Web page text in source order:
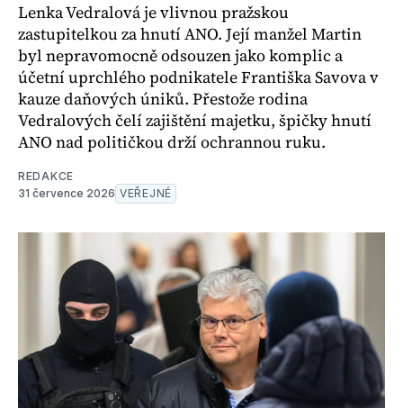
Lenka Vedralová je vlivnou pražskou
zastupitelkou za hnutí ANO. Její manžel Martin
byl nepravomocně odsouzen jako komplic a
účetní uprchlého podnikatele Františka Savova v
kauze daňových úniků. Přestože rodina
Vedralových čelí zajištění majetku, špičky hnutí
ANO nad političkou drží ochrannou ruku.
REDAKCE
31 července 2026 VEŘEJNÉ